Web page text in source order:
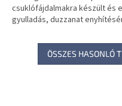
csuklófájdalmakra készült és
gyulladás, duzzanat
ÖSSZES HASONLÓ